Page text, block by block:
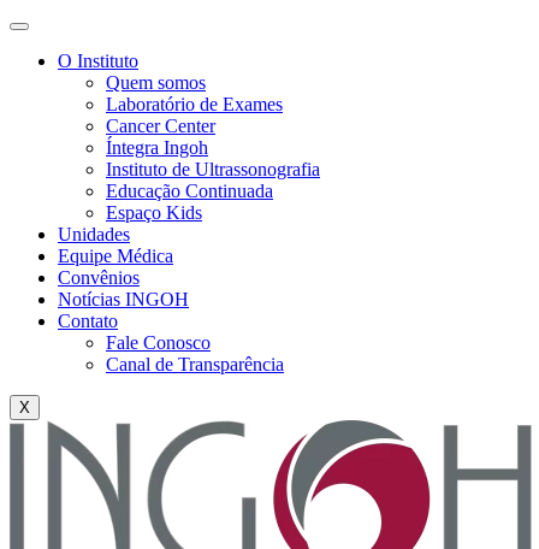
O Instituto
Quem somos
Laboratório de Exames
Cancer Center
Íntegra Ingoh
Instituto de Ultrassonografia
Educação Continuada
Espaço Kids
Unidades
Equipe Médica
Convênios
Notícias INGOH
Contato
Fale Conosco
Canal de Transparência
X